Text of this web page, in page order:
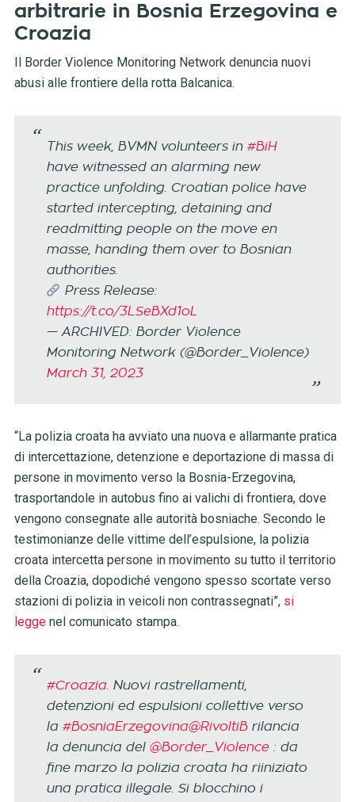
arbitrarie in Bosnia Erzegovina e
Croazia
Il Border Violence Monitoring Network denuncia nuovi
abusi alle frontiere della rotta Balcanica.
This week, BVMN volunteers in #BiH
have witnessed an alarming new
practice unfolding. Croatian police have
started intercepting, detaining and
readmitting people on the move en
masse, handing them over to Bosnian
authorities.
Press Release:
https://t.co/3LSeBXd1oL
— ARCHIVED: Border Violence
Monitoring Network (@Border_Violence)
March 31, 2023
“La polizia croata ha avviato una nuova e allarmante pratica
di intercettazione, detenzione e deportazione di massa di
persone in movimento verso la Bosnia-Erzegovina,
trasportandole in autobus fino ai valichi di frontiera, dove
vengono consegnate alle autorità bosniache. Secondo le
testimonianze delle vittime dell’espulsione, la polizia
croata intercetta persone in movimento su tutto il territorio
della Croazia, dopodiché vengono spesso scortate verso
stazioni di polizia in veicoli non contrassegnati”, si
leggenel comunicato stampa.
#Croazia. Nuovi rastrellamenti,
detenzioni ed espulsioni collettive verso
la #BosniaErzegovina@RivoltiBrilancia
la denuncia del @Border_Violence: da
fine marzo la polizia croata ha riiniziato
una pratica illegale. Si blocchino i